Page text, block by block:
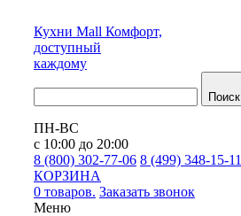
Кухни Mall Комфорт,
доступный
каждому
Поиск
ПН-ВС
с 10:00 до 20:00
8 (800) 302-77-06 8 (499) 348-15-11
КОРЗИНА
0 товаров. Заказать звонок
Меню